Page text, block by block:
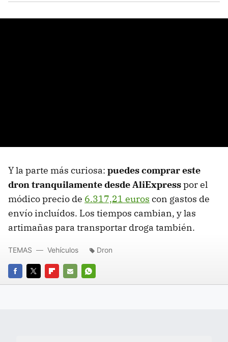
Y la parte más curiosa: puedes comprar este
dron tranquilamente desde AliExpresspor el
módico precio de 6.317,21 euros con gastos de
envío incluídos. Los tiempos cambian, y las
artimañas para transportar droga también.
FACEBOOK
TWITTERFLIPBOARD
E-
WHATSAPP
TEMAS Vehículos Dron